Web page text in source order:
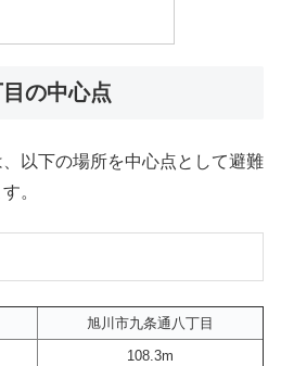
の中心点
以下の場所を中心点として避難
。
旭川市九条通八丁目
108.3m